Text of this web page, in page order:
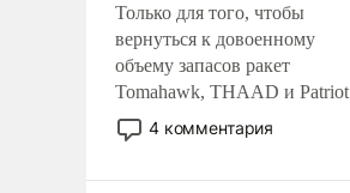
Только для того, чтобы
вернуться к довоенному
объему запасов ракет
Tomahawk, THAAD и Patriot
США потребуется более трех
лет. Даже небольшая война с
4 комментария